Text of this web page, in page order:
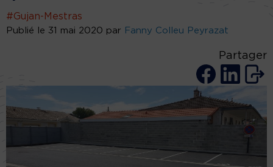
#Gujan-Mestras
Publié le 31 mai 2020 par Fanny Colleu Peyrazat
Partager